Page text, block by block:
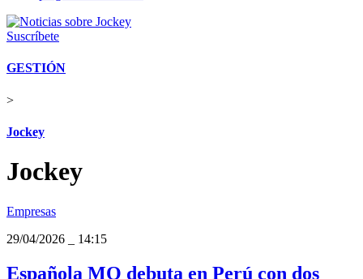
Suscríbete
GESTIÓN
>
Jockey
Jockey
Empresas
29/04/2026
14:15
Española MO debuta en Perú con dos